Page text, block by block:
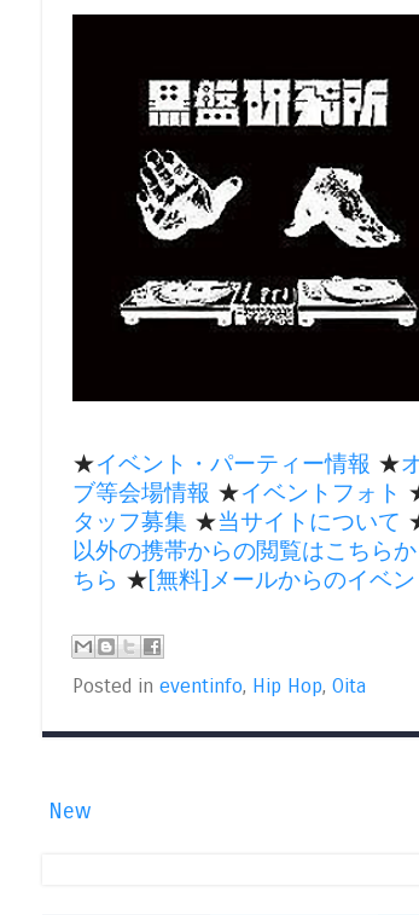
★イベント・パーティー情報 ★
ブ等会場情報 ★イベントフォト
タッフ募集 ★当サイトについて
以外の携帯からの閲覧はこちらか
ちら ★[無料]メールからのイベ
Posted in eventinfo, Hip Hop, Oita
New